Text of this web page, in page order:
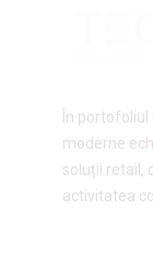
În
moderne
soluții retail,
activitatea